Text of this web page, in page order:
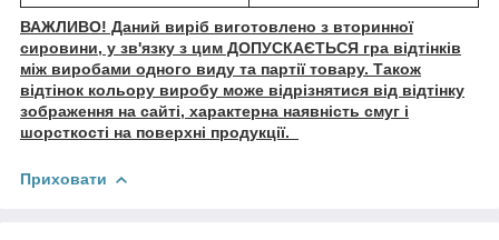
ВАЖЛИВО! Даний виріб виготовлено з вторинної
сировини, у зв'язку з цим ДОПУСКАЄТЬСЯ гра відтінків
між виробами одного виду та партії товару. Також
відтінок кольору виробу може відрізнятися від відтінку
зображення на сайті, характерна наявність смуг і
шорсткості на поверхні продукції.
Приховати